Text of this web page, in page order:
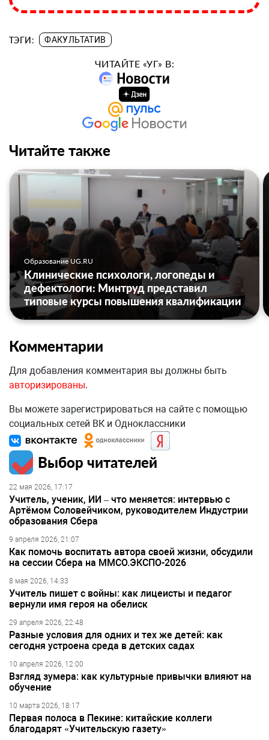
ТЭГИ: ФАКУЛЬТАТИВ
ЧИТАЙТЕ «УГ» В:
Читайте также
Образование UG.RU
Клинические психологи, логопеды и
дефектологи: Минтруд представил
типовые курсы повышения квалификации
Комментарии
Для добавления комментария вы должны быть
авторизированы.
Вы можете зарегистрироваться на сайте с помощью
социальных сетей ВК и Одноклассники
Выбор читателей
22 мая 2026, 17:17
Учитель, ученик, ИИ – что меняется: интервью с
Артёмом Соловейчиком, руководителем Индустрии
образования Сбера
9 апреля 2026, 21:07
Как помочь воспитать автора своей жизни, обсудили
на сессии Сбера на ММСО.ЭКСПО-2026
8 мая 2026, 14:33
Учитель пишет с войны: как лицеисты и педагог
вернули имя героя на обелиск
29 апреля 2026, 22:48
Разные условия для одних и тех же детей: как
сегодня устроена среда в детских садах
10 апреля 2026, 12:00
Взгляд зумера: как культурные привычки влияют на
обучение
10 марта 2026, 18:17
Первая полоса в Пекине: китайские коллеги
благодарят «Учительскую газету»